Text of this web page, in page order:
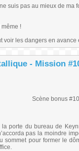
suis pas au mieux de
même !
voir les dangers en
- Mission
Scène bonus #10
porte du bureau de
pas la moindre
pour former le